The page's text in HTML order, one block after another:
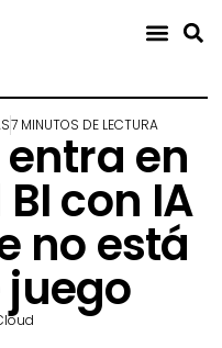
7 MINUTOS DE LECTURA
en
con IA
no está